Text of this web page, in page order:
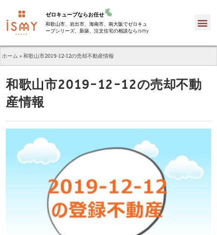
ゼロキューブならお任せ
和歌山市、岩出市、海南市、南大阪でゼロキュ
ーブシリーズ、新築、注文住宅の相談ならismy
ホーム » 和歌山市2019-12-12の売却不動産情報
和歌山市2019-12-12の売却不動
産情報